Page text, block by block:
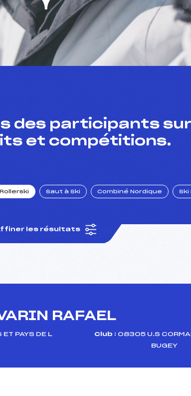
des participants sur
et compétitions.
Rollerski Saut à Ski Combiné Nordique Ski
les résultats
RAFAEL
ET PAYS DE L
Club : 08305 U.S
BUGEY